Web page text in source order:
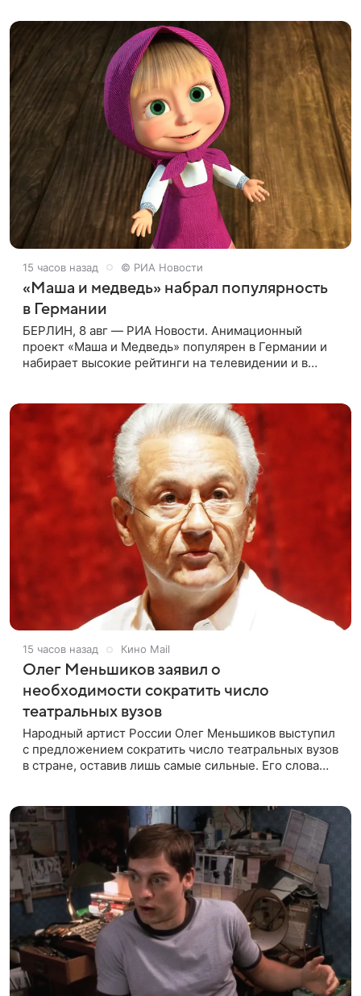
15 часов назад © РИА Новости
«Маша и медведь» набрал популярность
в Германии
БЕРЛИН, 8 авг — РИА Новости. Анимационный
проект «Маша и Медведь» популярен в Германии и
набирает высокие рейтинги на телевидении и в
15 часов назад Кино Mail
Олег Меньшиков заявил о
необходимости сократить число
театральных вузов
Народный артист России Олег Меньшиков выступил
с предложением сократить число театральных вузов
в стране, оставив лишь самые сильные. Его слова